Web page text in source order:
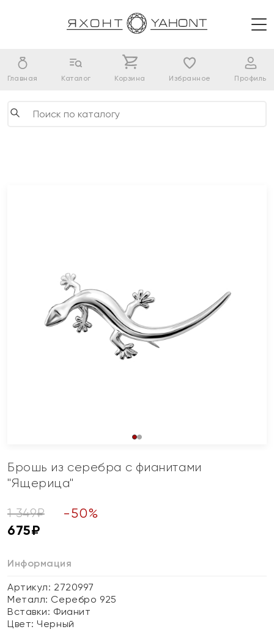
Главная Каталог Корзина Избранное Профиль
Брошь из серебра с фианитами
"Ящерица"
1 349₽ -50%
675₽
Информация
Артикул: 2720997
Металл: Серебро 925
Вставки: Фианит
Цвет:Черный